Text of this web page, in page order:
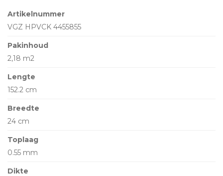
Artikelnummer
VGZ HPVCK 4455855
Pakinhoud
2,18 m2
Lengte
152.2 cm
Breedte
24 cm
Toplaag
0.55 mm
Dikte